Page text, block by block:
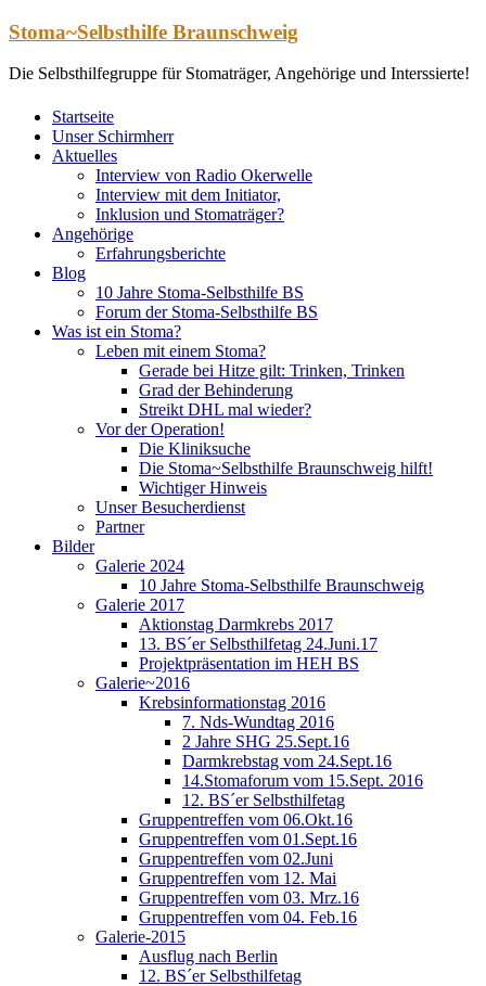
Zum
springen
Stoma~Selbsthilfe Braunschweig
Die Selbsthilfegruppe für Stomaträger, Angehörige und Interssierte!
Startseite
Unser Schirmherr
Aktuelles
Interview von Radio Okerwelle
Interview mit dem Initiator,
Inklusion und Stomaträger?
Angehörige
Erfahrungsberichte
Blog
10 Jahre Stoma-Selbsthilfe BS
Forum der Stoma-Selbsthilfe BS
Was ist ein Stoma?
Leben mit einem Stoma?
Gerade bei Hitze gilt: Trinken, Trinken
Grad der Behinderung
Streikt DHL mal wieder?
Vor der Operation!
Die Kliniksuche
Die Stoma~Selbsthilfe Braunschweig hilft!
Wichtiger Hinweis
Unser Besucherdienst
Partner
Bilder
Galerie 2024
10 Jahre Stoma-Selbsthilfe Braunschweig
Galerie 2017
Aktionstag Darmkrebs 2017
13. BS´er Selbsthilfetag 24.Juni.17
Projektpräsentation im HEH BS
Galerie~2016
Krebsinformationstag 2016
7. Nds-Wundtag 2016
2 Jahre SHG 25.Sept.16
Darmkrebstag vom 24.Sept.16
14.Stomaforum vom 15.Sept. 2016
12. BS´er Selbsthilfetag
Gruppentreffen vom 06.Okt.16
Gruppentreffen vom 01.Sept.16
Gruppentreffen vom 02.Juni
Gruppentreffen vom 12. Mai
Gruppentreffen vom 03. Mrz.16
Gruppentreffen vom 04. Feb.16
Galerie-2015
Ausflug nach Berlin
12. BS´er Selbsthilfetag